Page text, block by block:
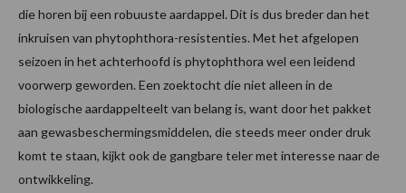
die horen bij een robuuste aardappel. Dit is dus breder dan het
inkruisen van phytophthora-resistenties. Met het afgelopen
seizoen in het achterhoofd is phytophthora wel een leidend
voorwerp geworden. Een zoektocht die niet alleen in de
biologische aardappelteelt van belang is, want door het pakket
aan gewasbeschermingsmiddelen, die steeds meer onder druk
komt te staan, kijkt ook de gangbare teler met interesse naar de
ontwikkeling.